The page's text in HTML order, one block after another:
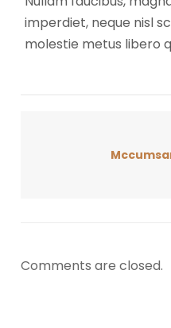
imperdiet, neque nisl
molestie metus libero
Comments are closed.